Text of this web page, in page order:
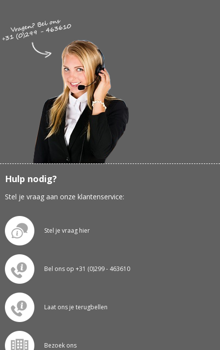
Hulp nodig?
Stel je vraag aan onze klantenservice:
Stel je vraag hier
Bel ons op +31 (0)299 - 463610
Laat ons je terugbellen
Bezoek ons